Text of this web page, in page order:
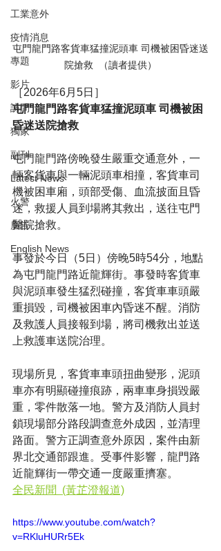
工業意外
疫情消息
專題
影片
訪問
獨家
副刊
Latest News
火警
廣告
English News
屯門龍門路客貨車猛撞泥頭車 司機被困昏迷送
院搶救  （讀者提供）
［2026年6月5日］
屯門龍門路客貨車猛撞泥頭車 司機被困
昏迷送院搶救
屯門龍門路傍晚發生嚴重交通意外，一
輛客貨車與一輛泥頭車相撞，客貨車司
機被困車廂，頭部受傷、血流披面且昏
迷，救援人員到場將其救出，送往屯門
醫院搶救。
事發於今日（5日）傍晚5時54分，地點
為屯門龍門路近龍輝街。事發時客貨車
與泥頭車發生猛烈碰撞，客貨車車頭嚴
重損毀，司機被困車內昏迷不醒。消防
及救護人員接報到場，將司機救出並送
上救護車送院治理。
現場所見，客貨車車頭扭曲變形，泥頭
車亦有明顯碰撞痕跡，兩車車身損毀嚴
重，零件散落一地。警方及消防人員封
鎖現場部分路段調查意外成因，並清理
路面。警方正調查意外原因，案件由新
界北交通部跟進。受事件影響，龍門路
近龍輝街一帶交通一度嚴重擠塞。
全民新聞  (黃芷澄報道)
https://www.youtube.com/watch?
v=RKluHURr5Ek